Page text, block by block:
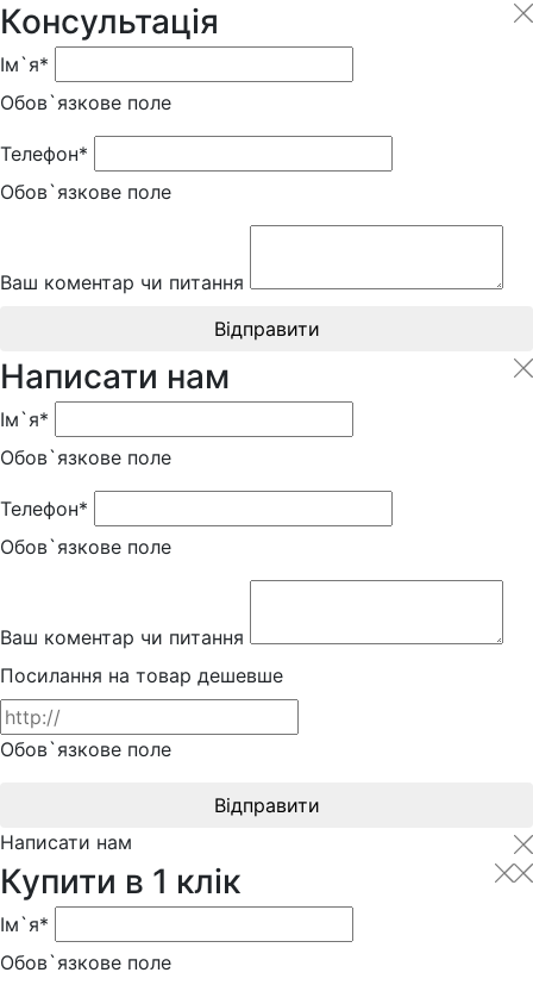
Консультація
Ім`я*
Обов`язкове поле
Телефон*
Обов`язкове поле
Ваш коментар чи питання
Відправити
Написати нам
Ім`я*
Обов`язкове поле
Телефон*
Обов`язкове поле
Ваш коментар чи питання
Посилання на товар дешевше
Обов`язкове поле
Відправити
Написати нам
Купити в 1 клік
Ім`я*
Обов`язкове поле